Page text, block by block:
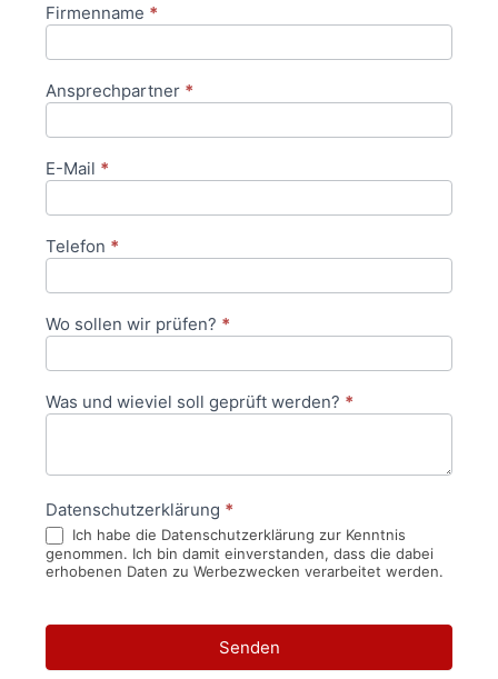
Anfrageformular
Firmenname *
Ansprechpartner *
E-Mail *
Telefon *
Wo sollen wir prüfen? *
Was und wieviel soll geprüft werden? *
Datenschutzerklärung *
Ich habe die Datenschutzerklärung zur Kenntnis
genommen. Ich bin damit einverstanden, dass die dabei
erhobenen Daten zu Werbezwecken verarbeitet werden.
Senden